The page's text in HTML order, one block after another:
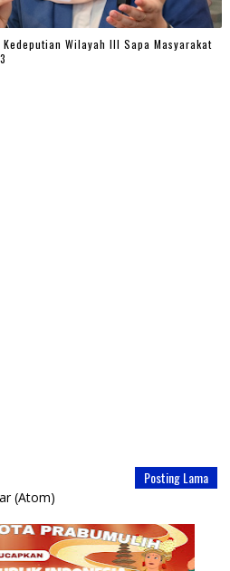
Wilayah III Sapa Masyarakat
Posting Lama
(Atom)